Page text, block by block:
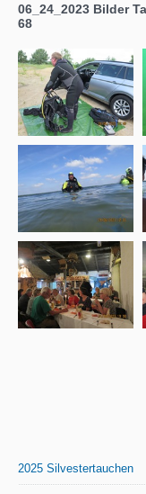
06_24_2023 Bilder
68
2025 Silvestertauchen